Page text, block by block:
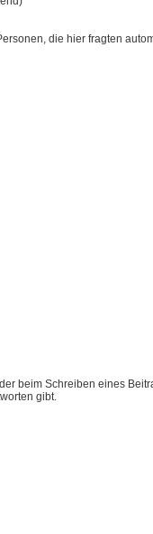
die hier fragten
beim Schreiben eines
gibt.